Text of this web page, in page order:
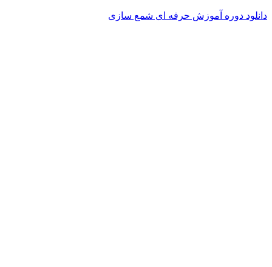
دانلود دوره آموزش حرفه ای شمع سازی